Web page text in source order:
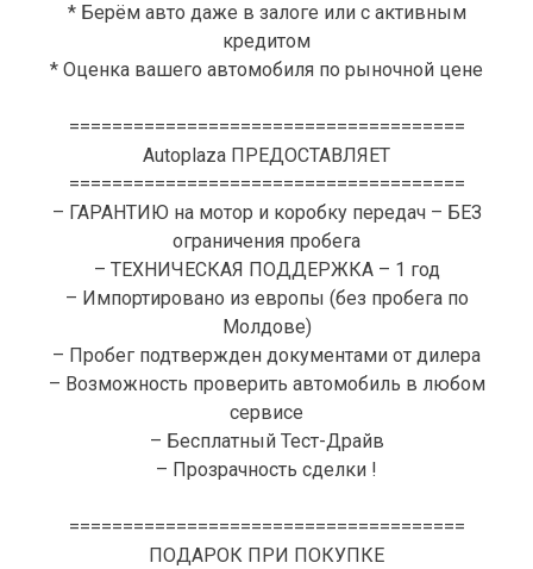
* Берём авто даже в залоге или с активным
кредитом
* Оценка вашего автомобиля по рыночной цене
=====================================
Autoplaza ПРЕДОСТАВЛЯЕТ
=====================================
– ГАРАНТИЮ на мотор и коробку передач – БЕЗ
ограничения пробега
– ТЕХНИЧЕСКАЯ ПОДДЕРЖКА – 1 год
– Импортировано из европы (без пробега по
Молдове)
– Пробег подтвержден документами от дилера
– Возможность проверить автомобиль в любом
сервисе
– Бесплатный Тест-Драйв
– Прозрачность сделки !
=====================================
ПОДАРОК ПРИ ПОКУПКЕ